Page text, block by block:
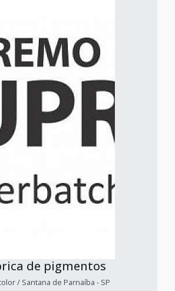
de pigmentos
/ Santana de Parnaíba - SP